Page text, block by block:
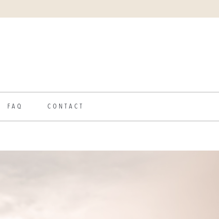
FAQ CONTACT